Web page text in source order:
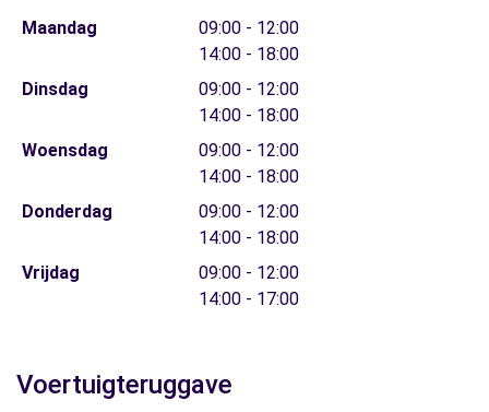
Maandag
09:00 - 12:00
14:00 - 18:00
Dinsdag
09:00 - 12:00
14:00 - 18:00
Woensdag
09:00 - 12:00
14:00 - 18:00
Donderdag
09:00 - 12:00
14:00 - 18:00
Vrijdag
09:00 - 12:00
14:00 - 17:00
Voertuigteruggave